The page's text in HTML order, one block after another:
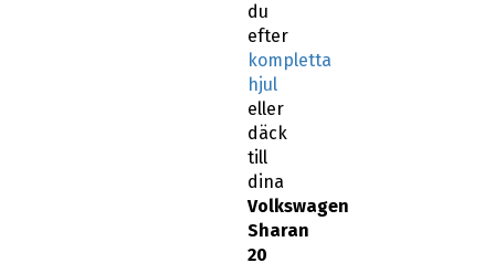
du
efter
kompletta
hjul
eller
däck
till
dina
Volkswagen
Sharan
20